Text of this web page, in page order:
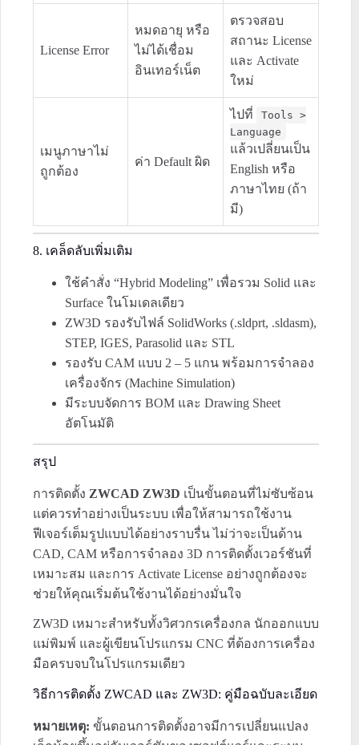
License Error
หมดอายุ หรือ
ไม่ได้เชื่อม
อินเทอร์เน็ต
ตรวจสอบ
สถานะ License
และ Activate
ใหม่
เมนูภาษาไม่
ถูกต้อง
ค่า Default ผิด
ไปที่
Tools >
Language
แล้วเปลี่ยนเป็น
English หรือ
ภาษาไทย (ถ้า
มี)
8. เคล็ดลับเพิ่มเติม
ใช้คำสั่ง “Hybrid Modeling” เพื่อรวม Solid และ
Surface ในโมเดลเดียว
ZW3D รองรับไฟล์ SolidWorks (.sldprt, .sldasm),
STEP, IGES, Parasolid และ STL
รองรับ CAM แบบ 2 – 5 แกน พร้อมการจำลอง
เครื่องจักร (Machine Simulation)
มีระบบจัดการ BOM และ Drawing Sheet
อัตโนมัติ
สรุป
การติดตั้ง ZWCAD ZW3D เป็นขั้นตอนที่ไม่ซับซ้อน
แต่ควรทำอย่างเป็นระบบ เพื่อให้สามารถใช้งาน
ฟีเจอร์เต็มรูปแบบได้อย่างราบรื่น ไม่ว่าจะเป็นด้าน
CAD, CAM หรือการจำลอง 3D การติดตั้งเวอร์ชันที่
เหมาะสม และการ Activate License อย่างถูกต้องจะ
ช่วยให้คุณเริ่มต้นใช้งานได้อย่างมั่นใจ
ZW3D เหมาะสำหรับทั้งวิศวกรเครื่องกล นักออกแบบ
แม่พิมพ์ และผู้เขียนโปรแกรม CNC ที่ต้องการเครื่อง
มือครบจบในโปรแกรมเดียว
วิธีการติดตั้ง ZWCAD และ ZW3D: คู่มือฉบับละเอียด
หมายเหตุ: ขั้นตอนการติดตั้งอาจมีการเปลี่ยนแปลง